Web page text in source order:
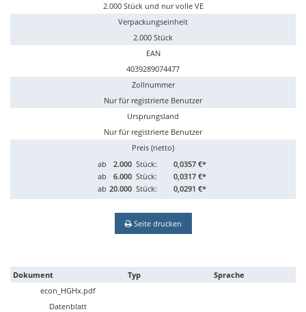
2.000 Stück und nur volle VE
Verpackungseinheit
2.000 Stück
EAN
4039289074477
Zollnummer
Nur für registrierte Benutzer
Ursprungsland
Nur für registrierte Benutzer
Preis (netto)
ab
2.000 Stück:
0,0357 €*
ab
6.000 Stück:
0,0317 €*
ab 20.000 Stück: 0,0291 €*
Seite drucken
Dokument Typ
Sprache
econ_HGHx.pdf
Datenblatt